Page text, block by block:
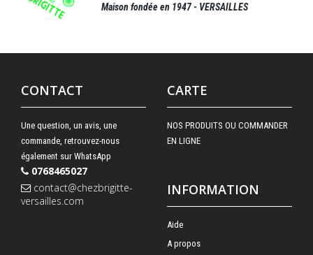
Maison fondée en 1947 - VERSAILLES
CONTACT
Une question, un avis, une
commande, retrouvez-nous
également sur WhatsApp
0768465027
contact@chezbrigitte-
versailles.com
CARTE
NOS PRODUITS OU COMMANDER
EN LIGNE
INFORMATION
Aide
A propos